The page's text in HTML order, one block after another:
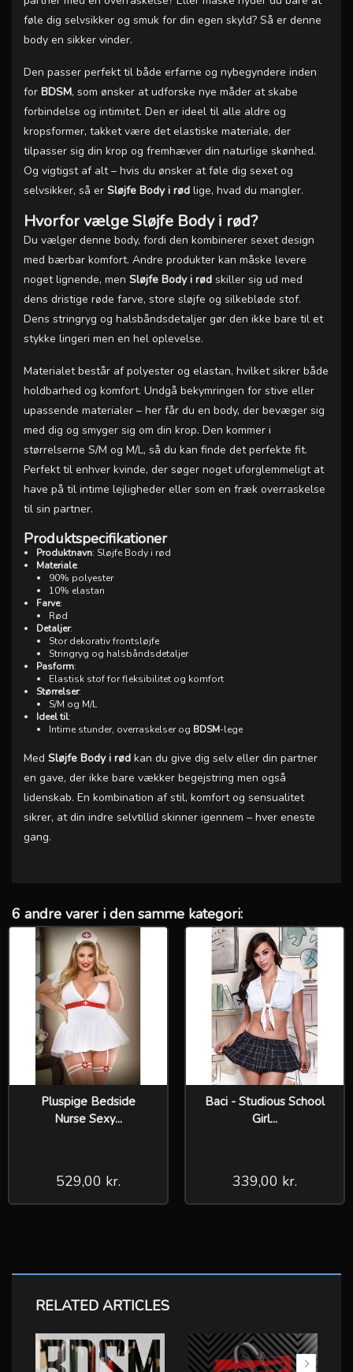
føle dig selvsikker og smuk for din egen skyld? Så er denne
body en sikker vinder.
Den passer perfekt til både erfarne og nybegyndere inden
for BDSM, som ønsker at udforske nye måder at skabe
forbindelse og intimitet. Den er ideel til alle aldre og
kropsformer, takket være det elastiske materiale, der
tilpasser sig din krop og fremhæver din naturlige skønhed.
Og vigtigst af alt – hvis du ønsker at føle dig sexet og
selvsikker, så er Sløjfe Body i rød lige, hvad du mangler.
Hvorfor vælge Sløjfe Body i rød?
Du vælger denne body, fordi den kombinerer sexet design
med bærbar komfort. Andre produkter kan måske levere
noget lignende, men Sløjfe Body i rød skiller sig ud med
dens dristige røde farve, store sløjfe og silkebløde stof.
Dens stringryg og halsbåndsdetaljer gør den ikke bare til et
stykke lingeri men en hel oplevelse.
Materialet består af polyester og elastan, hvilket sikrer både
holdbarhed og komfort. Undgå bekymringen for stive eller
upassende materialer – her får du en body, der bevæger sig
med dig og smyger sig om din krop. Den kommer i
størrelserne S/M og M/L, så du kan finde det perfekte fit.
Perfekt til enhver kvinde, der søger noget uforglemmeligt at
have på til intime lejligheder eller som en fræk overraskelse
til sin partner.
Produktspecifikationer
Produktnavn: Sløjfe Body i rød
Materiale:
90% polyester
10% elastan
Farve:
Rød
Detaljer:
Stor dekorativ frontsløjfe
Stringryg og halsbåndsdetaljer
Pasform:
Elastisk stof for fleksibilitet og komfort
Størrelser:
S/M og M/L
Ideel til:
Intime stunder, overraskelser og BDSM-lege
Med Sløjfe Body i rød kan du give dig selv eller din partner
en gave, der ikke bare vækker begejstring men også
lidenskab. En kombination af stil, komfort og sensualitet
sikrer, at din indre selvtillid skinner igennem – hver eneste
gang.
6 andre varer i den samme kategori:
Pluspige Bedside
Nurse Sexy...
529,00 kr.
Baci - Studious School
Girl...
339,00 kr.
RELATED ARTICLES